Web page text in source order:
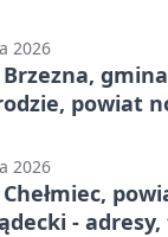
2026
gmina
powiat
2026
-